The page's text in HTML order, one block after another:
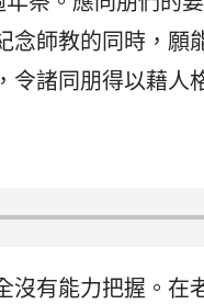
念師教的同時，願
令諸同朋得以藉人
沒有能力把握。在